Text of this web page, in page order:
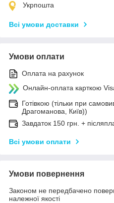
Укрпошта
Всі умови доставки
Умови оплати
Оплата на рахунок
Онлайн-оплата карткою
Готівкою (тільки при
Драгоманова, Київ))
Завдаток 150 грн. +
Всі умови оплати
Умови повернення
Законом не передбачено
належної якості